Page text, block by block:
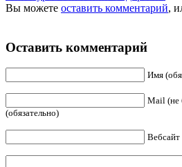
Вы можете оставить комментарий,
Оставить комментарий
Имя
Mail (не
(обязательно)
Вебсайт